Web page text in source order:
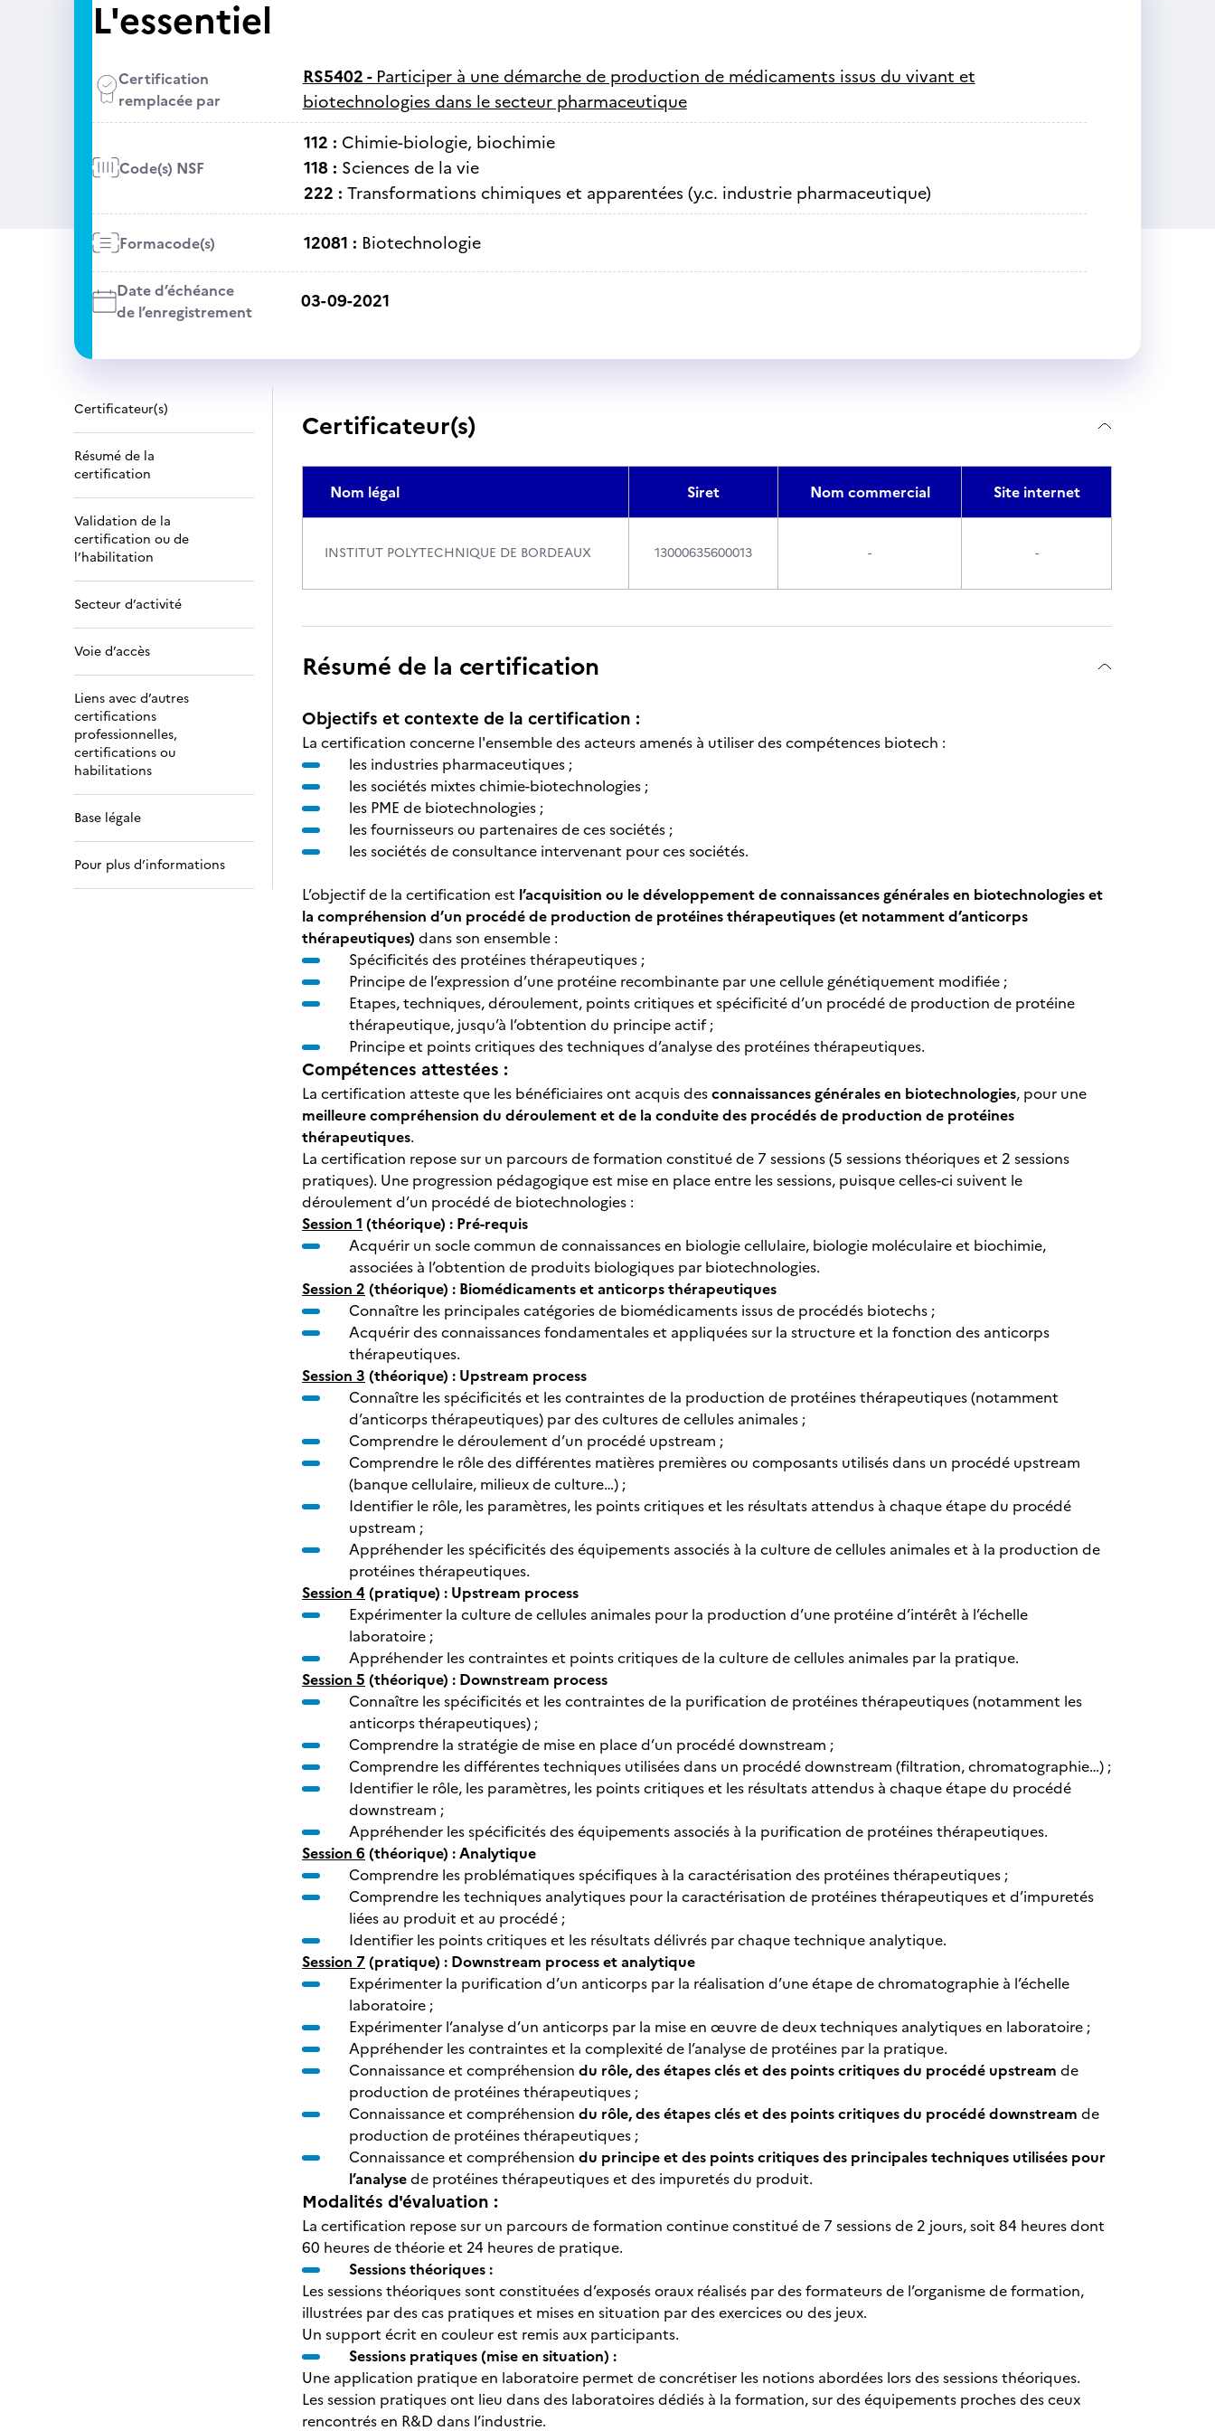
L'essentiel
Certification
remplacée par
RS5402 - Participer à une démarche de production de médicaments issus du vivant et
biotechnologies dans le secteur pharmaceutique
Code(s) NSF
112 : Chimie-biologie, biochimie
118 : Sciences de la vie
222 : Transformations chimiques et apparentées (y.c. industrie pharmaceutique)
Formacode(s) 12081 : Biotechnologie
Date d’échéance
de l’enregistrement
03-09-2021
Certificateur(s)
Résumé de la
certification
Validation de la
certification ou de
l’habilitation
Secteur d’activité
Voie d’accès
Liens avec d’autres
certifications
professionnelles,
certifications ou
habilitations
Base légale
Pour plus d’informations
Certificateur(s)
Nom légal Siret Nom commercial Site internet
INSTITUT POLYTECHNIQUE DE BORDEAUX 13000635600013 - -
Résumé de la certification
Objectifs et contexte de la certification :
La certification concerne l'ensemble des acteurs amenés à utiliser des compétences biotech :
les industries pharmaceutiques ;
les sociétés mixtes chimie-biotechnologies ;
les PME de biotechnologies ;
les fournisseurs ou partenaires de ces sociétés ;
les sociétés de consultance intervenant pour ces sociétés.
L’objectif de la certification est l’acquisition ou le développement de connaissances générales en biotechnologies et
la compréhension d’un procédé de production de protéines thérapeutiques (et notamment d’anticorps
thérapeutiques) dans son ensemble :
Spécificités des protéines thérapeutiques ;
Principe de l’expression d’une protéine recombinante par une cellule génétiquement modifiée ;
Etapes, techniques, déroulement, points critiques et spécificité d’un procédé de production de protéine
thérapeutique, jusqu’à l’obtention du principe actif ;
Principe et points critiques des techniques d’analyse des protéines thérapeutiques.
Compétences attestées :
La certification atteste que les bénéficiaires ont acquis desconnaissances générales en biotechnologies, pour une
meilleure compréhension du déroulement et de la conduite des procédés de production de protéines
thérapeutiques.
La certification repose sur un parcours de formation constitué de 7 sessions (5 sessions théoriques et 2 sessions
pratiques). Une progression pédagogique est mise en place entre les sessions, puisque celles-ci suivent le
déroulement d’un procédé de biotechnologies :
Session 1 (théorique) : Pré-requis
Acquérir un socle commun de connaissances en biologie cellulaire, biologie moléculaire et biochimie,
associées à l’obtention de produits biologiques par biotechnologies.
Session 2 (théorique) : Biomédicaments et anticorps thérapeutiques
Connaître les principales catégories de biomédicaments issus de procédés biotechs ;
Acquérir des connaissances fondamentales et appliquées sur la structure et la fonction des anticorps
thérapeutiques.
Session 3 (théorique) : Upstream process
Connaître les spécificités et les contraintes de la production de protéines thérapeutiques (notamment
d’anticorps thérapeutiques) par des cultures de cellules animales ;
Comprendre le déroulement d’un procédé upstream ;
Comprendre le rôle des différentes matières premières ou composants utilisés dans un procédé upstream
(banque cellulaire, milieux de culture…) ;
Identifier le rôle, les paramètres, les points critiques et les résultats attendus à chaque étape du procédé
upstream ;
Appréhender les spécificités des équipements associés à la culture de cellules animales et à la production de
protéines thérapeutiques.
Session 4 (pratique) : Upstream process
Expérimenter la culture de cellules animales pour la production d’une protéine d’intérêt à l’échelle
laboratoire ;
Appréhender les contraintes et points critiques de la culture de cellules animales par la pratique.
Session 5 (théorique) : Downstream process
Connaître les spécificités et les contraintes de la purification de protéines thérapeutiques (notamment les
anticorps thérapeutiques) ;
Comprendre la stratégie de mise en place d’un procédé downstream ;
Comprendre les différentes techniques utilisées dans un procédé downstream (filtration, chromatographie…) ;
Identifier le rôle, les paramètres, les points critiques et les résultats attendus à chaque étape du procédé
downstream ;
Appréhender les spécificités des équipements associés à la purification de protéines thérapeutiques.
Session 6 (théorique) : Analytique
Comprendre les problématiques spécifiques à la caractérisation des protéines thérapeutiques ;
Comprendre les techniques analytiques pour la caractérisation de protéines thérapeutiques et d’impuretés
liées au produit et au procédé ;
Identifier les points critiques et les résultats délivrés par chaque technique analytique.
Session 7 (pratique) : Downstream process et analytique
Expérimenter la purification d’un anticorps par la réalisation d’une étape de chromatographie à l’échelle
laboratoire ;
Expérimenter l’analyse d’un anticorps par la mise en œuvre de deux techniques analytiques en laboratoire ;
Appréhender les contraintes et la complexité de l’analyse de protéines par la pratique.
Connaissance et compréhension du rôle, des étapes clés et des points critiques du procédé upstream de
production de protéines thérapeutiques ;
Connaissance et compréhension du rôle, des étapes clés et des points critiques du procédé downstream de
production de protéines thérapeutiques ;
Connaissance et compréhension du principe et des points critiques des principales techniques utilisées pour
l’analysede protéines thérapeutiques et des impuretés du produit.
Modalités d'évaluation :
La certification repose sur un parcours de formation continue constitué de 7 sessions de 2 jours, soit 84 heures dont
60 heures de théorie et 24 heures de pratique.
Sessions théoriques :
Les sessions théoriques sont constituées d’exposés oraux réalisés par des formateurs de l’organisme de formation,
illustrées par des cas pratiques et mises en situation par des exercices ou des jeux.
Un support écrit en couleur est remis aux participants.
Sessions pratiques (mise en situation) :
Une application pratique en laboratoire permet de concrétiser les notions abordées lors des sessions théoriques.
Les session pratiques ont lieu dans des laboratoires dédiés à la formation, sur des équipements proches des ceux
rencontrés en R&D dans l’industrie.